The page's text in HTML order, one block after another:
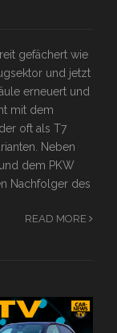
gefächert wie
und jetzt
erneuert und
mit dem
oft als T7
Neben
dem PKW
Nachfolger des
READ MORE